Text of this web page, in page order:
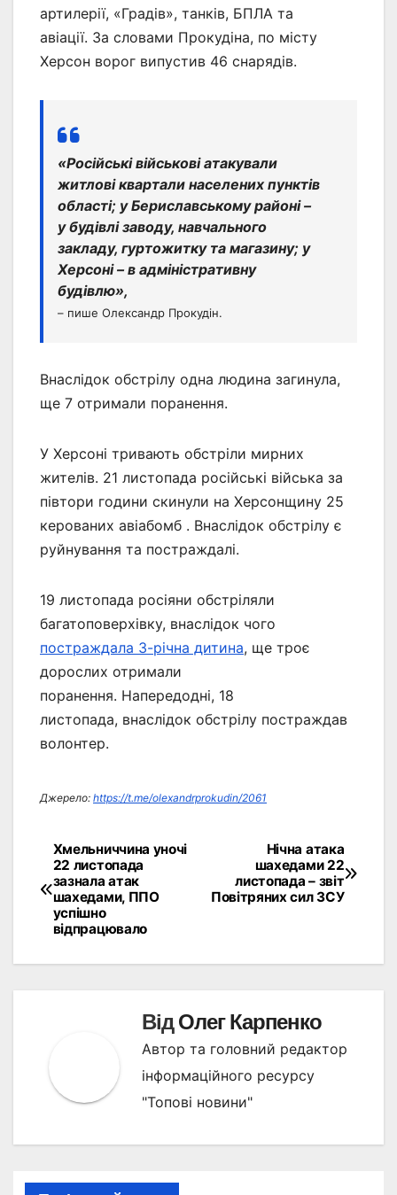
артилерії, «Градів», танків, БПЛА та
авіації. За словами Прокудіна, по місту
Херсон ворог випустив 46 снарядів.
«Російські військові атакували
житлові квартали населених пунктів
області; у Бериславському районі –
у будівлі заводу, навчального
закладу, гуртожитку та магазину; у
Херсоні – в адміністративну
будівлю»,
– пише Олександр Прокудін.
Внаслідок обстрілу одна людина загинула,
ще 7 отримали поранення.
У Херсоні тривають обстріли мирних
жителів. 21 листопада російські війська за
півтори години скинули на Херсонщину 25
керованих авіабомб . Внаслідок обстрілу є
руйнування та постраждалі.
19 листопада росіяни обстріляли
багатоповерхівку, внаслідок чого
постраждала 3-річна дитина, ще троє
дорослих отримали
поранення. Напередодні, 18
листопада, внаслідок обстрілу постраждав
волонтер.
Джерело: https://t.me/olexandrprokudin/2061
Навігація
записів
Нічна атака
шахедами 22
листопада – звіт
Повітряних сил ЗСУ
Хмельниччина уночі
22 листопада
зазнала атак
шахедами, ППО
успішно
відпрацювало
ВідОлег Карпенко
Автор та головний редактор
інформаційного ресурсу
"Топові новини"